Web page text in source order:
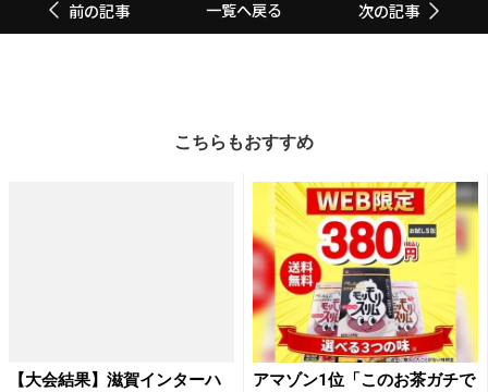
前の記事 一覧へ戻る 次の記事
こちらもおすすめ
【大会結果】滋賀インターハ
アマゾン1位「このお茶ガチで